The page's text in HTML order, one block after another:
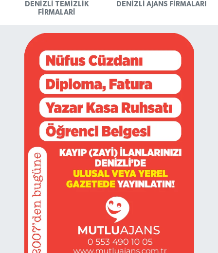
DENIZLI TEMIZLIK
FIRMALARI
DENIZLI AJANS FIRMALARI